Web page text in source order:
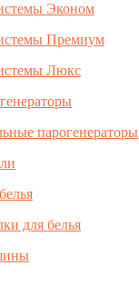
Эконом
Премиум
Люкс
парогенераторы
для белья